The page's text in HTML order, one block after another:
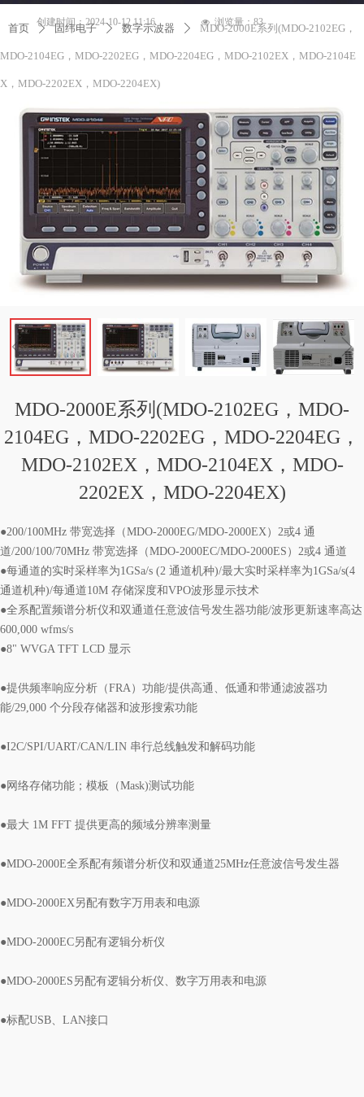
首页 ꄲ 固纬电子 ꄲ 数字示波器 ꄲ MDO-2000E系列(MDO-2102EG，
MDO-2104EG，MDO-2202EG，MDO-2204EG，MDO-2102EX，MDO-2104E
X，MDO-2202EX，MDO-2204EX)
넶 浏览量：83
创建时间：2024-10-12 11:16
ꁆ ꁇ
●200/100MHz 带宽选择（MDO-2000EG/MDO-2000EX）2或4 通
道/200/100/70MHz 带宽选择（MDO-2000EC/MDO-2000ES）2或4 通道
●每通道的实时采样率为1GSa/s (2 通道机种)/最大实时采样率为1GSa/s(4
通道机种)/每通道10M 存储深度和VPO波形显示技术
●全系配置频谱分析仪和双通道任意波信号发生器功能/波形更新速率高达
600,000 wfms/s
●8" WVGA TFT LCD 显示
●提供频率响应分析（FRA）功能/提供高通、低通和带通滤波器功
能/29,000 个分段存储器和波形搜索功能
●I2C/SPI/UART/CAN/LIN 串行总线触发和解码功能
●网络存储功能；模板（Mask)测试功能
●最大 1M FFT 提供更高的频域分辨率测量
●MDO-2000E全系配有频谱分析仪和双通道25MHz任意波信号发生器
●MDO-2000EX另配有数字万用表和电源
●MDO-2000EC另配有逻辑分析仪
●MDO-2000ES另配有逻辑分析仪、数字万用表和电源
●标配USB、LAN接口
MDO-2000E系列(MDO-2102EG，MDO-
2104EG，MDO-2202EG，MDO-2204EG，
MDO-2102EX，MDO-2104EX，MDO-
2202EX，MDO-2204EX)